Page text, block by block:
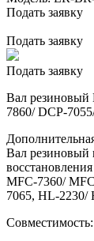
Подать заявку
Подать заявку
Подать заявку
Вал резиновый
7860/ DCP-
Вал
MFC-7360/
7065, HL-2230/